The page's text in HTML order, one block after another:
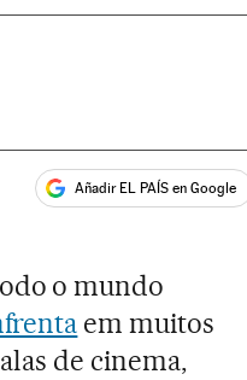
Añadir EL PAÍS en Google
o mundo
em muitos
de cinema,